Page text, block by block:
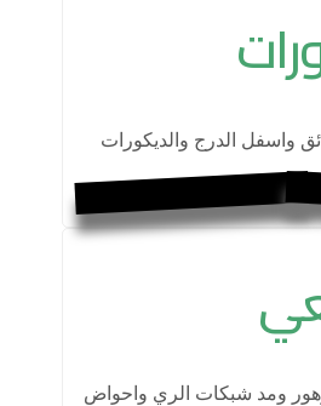
واسفل الدرج والديكورات
ومد شبكات الري واحواض